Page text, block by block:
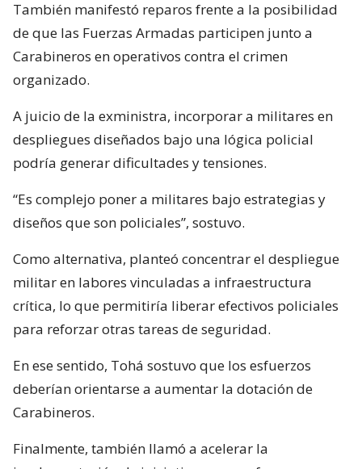
También manifestó reparos frente a la posibilidad
de que las Fuerzas Armadas participen junto a
Carabineros en operativos contra el crimen
organizado.
A juicio de la exministra, incorporar a militares en
despliegues diseñados bajo una lógica policial
podría generar dificultades y tensiones.
“Es complejo poner a militares bajo estrategias y
diseños que son policiales”, sostuvo.
Como alternativa, planteó concentrar el despliegue
militar en labores vinculadas a infraestructura
crítica, lo que permitiría liberar efectivos policiales
para reforzar otras tareas de seguridad.
En ese sentido, Tohá sostuvo que los esfuerzos
deberían orientarse a aumentar la dotación de
Carabineros.
Finalmente, también llamó a acelerar la